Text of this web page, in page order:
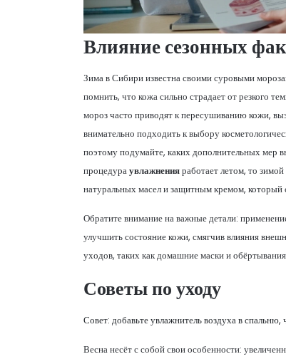
Влияние сезонных
Зима в Сибири известна своими суровыми
помнить, что кожа сильно страдает от резкого
мороз часто приводят к пересушиванию кожи,
внимательно подходить к выбору
поэтому подумайте, каких дополнительных мер
процедураувлажненияработает летом, то
натуральных масел и защитным кремом, который
Обратите внимание на важные детали:
улучшить состояние кожи, смягчив влияния
уходов, таких как домашние маски и
Советы по уходу
Совет: добавьте увлажнитель воздуха в
Весна несёт с собой свои особенности: